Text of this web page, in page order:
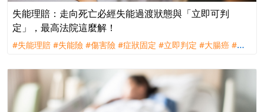
失能理賠：走向死亡必經失能過渡狀態與「立即可判
定」，最高法院這麼解！
#失能理賠 #失能險 #傷害險 #症狀固定 #立即判定 #大腸癌 #理